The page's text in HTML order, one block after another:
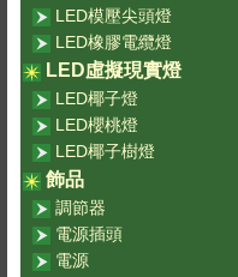
LED模壓尖頭燈
LED橡膠電纜燈
LED虛擬現實燈
LED椰子燈
LED櫻桃燈
LED椰子樹燈
飾品
調節器
電源插頭
電源